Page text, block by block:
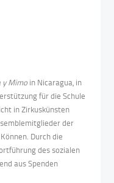
y Mimoin Nicaragua, in
für die Schule
in Zirkuskünsten
der
Durch die
des sozialen
aus Spenden